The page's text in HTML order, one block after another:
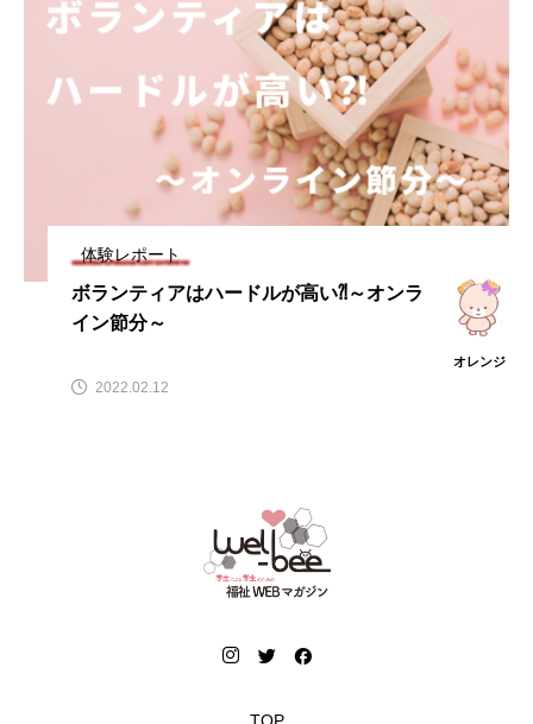
体験レポート
ボランティアはハードルが高い⁈～オンラ
イン節分～
オレンジ
2022.02.12